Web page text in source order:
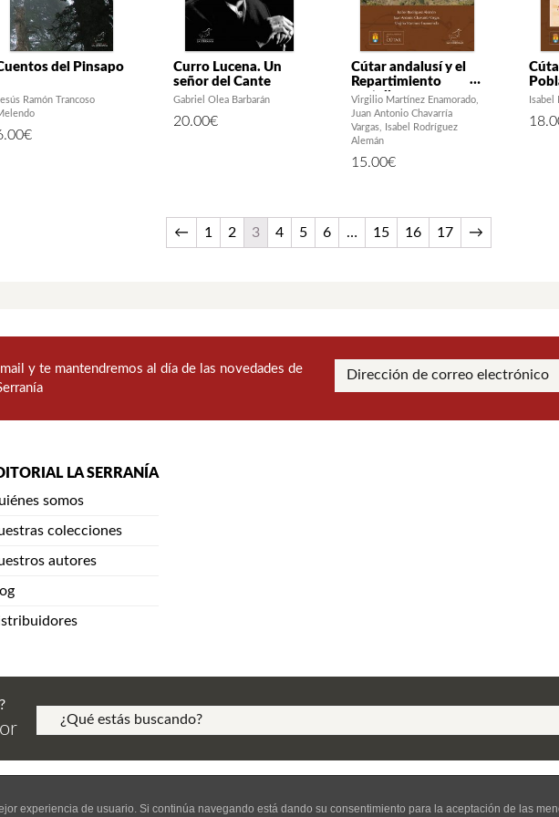
del Pinsapo
Ramón Trancoso
€
Curro Lucena. Un
señor del Cante
Gabriel Olea Barbarán
20.00€
Cútar andalusí y el
Repartimiento
castellano:
toponimia y
onomástica (siglos
XV-XVI)
Virgilio Martínez Enamorado
Juan Antonio Chavarría
Vargas
Isabel Rodríguez
Alemán
15.00€
Isabel
← 1 2 3 4 5 6 … 15 16 17 →
y te mantendremos al día de las novedades de
LA SERRANÍA
somos
colecciones
autores
Aviso de Copyright.
experiencia de usuario. Si continúa navegando está dando su consentimiento para la aceptación de las